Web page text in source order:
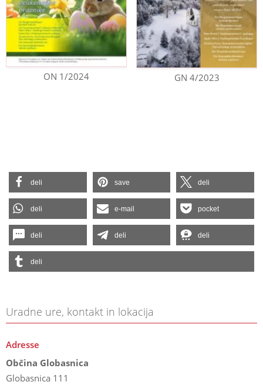
ON 1/2024 GN 4/2023
deli save deli
deli e-mail pocket
deli deli deli
deli
Uradne ure, kontakt in lokacija
Adresse
Občina Globasnica
Globasnica 111